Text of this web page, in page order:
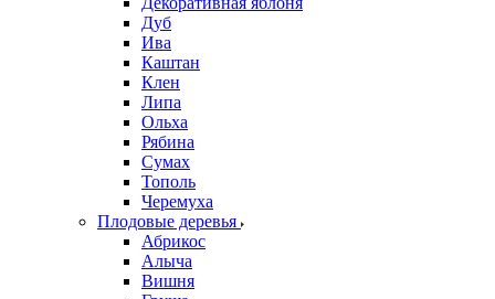
Дуб
Ива
Каштан
Клен
Липа
Ольха
Рябина
Сумах
Тополь
Черемуха
Плодовые деревья
Абрикос
Алыча
Вишня